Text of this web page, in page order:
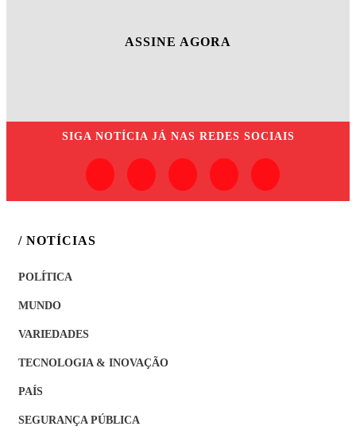
ASSINE AGORA
SIGA NOTÍCIA JÁ NAS REDES SOCIAIS
/ NOTÍCIAS
POLÍTICA
MUNDO
VARIEDADES
TECNOLOGIA & INOVAÇÃO
PAÍS
SEGURANÇA PÚBLICA